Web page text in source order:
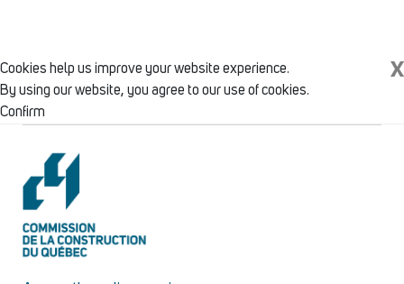
X
Cookies help us improve your website experience.
By using our website, you agree to our use of cookies.
Confirm